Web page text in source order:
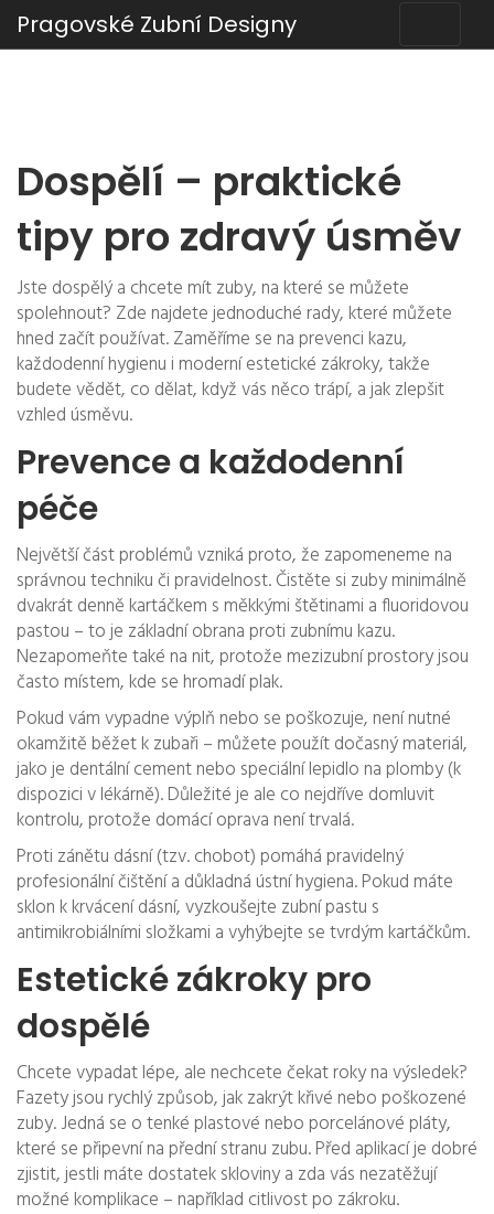
Pragovské Zubní Designy
Dospělí – praktické
tipy pro zdravý úsměv
Jste dospělý a chcete mít zuby, na které se můžete
spolehnout? Zde najdete jednoduché rady, které můžete
hned začít používat. Zaměříme se na prevenci kazu,
každodenní hygienu i moderní estetické zákroky, takže
budete vědět, co dělat, když vás něco trápí, a jak zlepšit
vzhled úsměvu.
Prevence a každodenní
péče
Největší část problémů vzniká proto, že zapomeneme na
správnou techniku či pravidelnost. Čistěte si zuby minimálně
dvakrát denně kartáčkem s měkkými štětinami a fluoridovou
pastou – to je základní obrana proti zubnímu kazu.
Nezapomeňte také na nit, protože mezizubní prostory jsou
často místem, kde se hromadí plak.
Pokud vám vypadne výplň nebo se poškozuje, není nutné
okamžitě běžet k zubaři – můžete použít dočasný materiál,
jako je dentální cement nebo speciální lepidlo na plomby (k
dispozici v lékárně). Důležité je ale co nejdříve domluvit
kontrolu, protože domácí oprava není trvalá.
Proti zánětu dásní (tzv. chobot) pomáhá pravidelný
profesionální čištění a důkladná ústní hygiena. Pokud máte
sklon k krvácení dásní, vyzkoušejte zubní pastu s
antimikrobiálními složkami a vyhýbejte se tvrdým kartáčkům.
Estetické zákroky pro
dospělé
Chcete vypadat lépe, ale nechcete čekat roky na výsledek?
Fazety jsou rychlý způsob, jak zakrýt křivé nebo poškozené
zuby. Jedná se o tenké plastové nebo porcelánové pláty,
které se připevní na přední stranu zubu. Před aplikací je dobré
zjistit, jestli máte dostatek skloviny a zda vás nezatěžují
možné komplikace – například citlivost po zákroku.